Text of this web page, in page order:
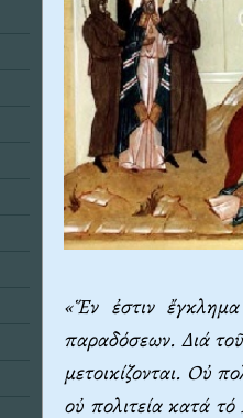
«Ἕν ἐστιν
παραδόσεων. Διά
μετοικίζονται. Oὐ
οὐ πολιτεία κατά τό